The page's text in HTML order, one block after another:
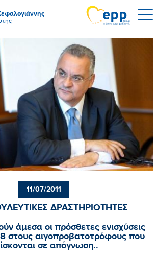
11/07/2011
ΔΡΑΣΤΗΡΙΟΤΗΤΕΣ
άμεσα οι πρόσθετες ενισχύσεις
στους αιγοπροβατοτρόφους που
σε απόγνωση..